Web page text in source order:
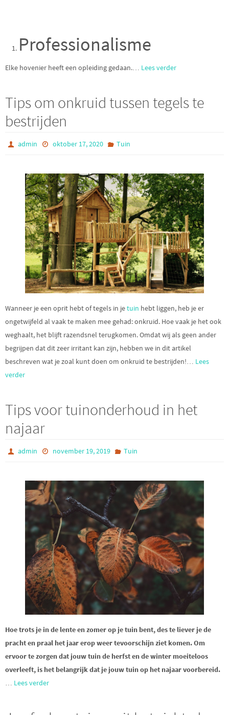
Professionalisme
Elke hovenier heeft een opleiding gedaan.… Lees verder
Tips om onkruid tussen tegels te
bestrijden
admin oktober 17, 2020 Tuin
Wanneer je een oprit hebt of tegels in jetuin hebt liggen, heb je er
ongetwijfeld al vaak te maken mee gehad: onkruid. Hoe vaak je het ook
weghaalt, het blijft razendsnel terugkomen. Omdat wij als geen ander
begrijpen dat dit zeer irritant kan zijn, hebben we in dit artikel
beschreven wat je zoal kunt doen om onkruid te bestrijden!… Lees
verder
Tips voor tuinonderhoud in het
najaar
admin november 19, 2019 Tuin
Hoe trots je in de lente en zomer op je tuin bent, des te liever je de
pracht en praal het jaar erop weer tevoorschijn ziet komen. Om
ervoor te zorgen dat jouw tuin de herfst en de winter moeiteloos
overleeft, is het belangrijk dat je jouw tuin op het najaar voorbereid.
… Lees verder